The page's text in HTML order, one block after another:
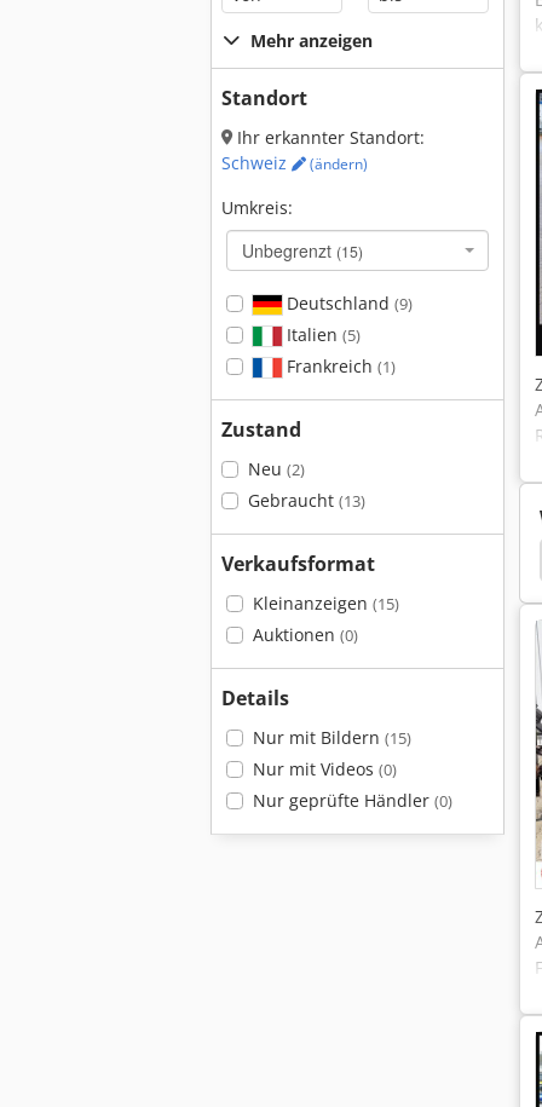
Mehr anzeigen
Standort
Ihr erkannter Standort:
Schweiz
(ändern)
Umkreis:
Unbegrenzt (15)
Deutschland (9)
Italien (5)
Frankreich (1)
Zustand
Neu (2)
Gebraucht (13)
Verkaufsformat
Kleinanzeigen (15)
Auktionen (0)
Details
Nur mit Bildern (15)
Nur mit Videos (0)
Nur geprüfte Händler (0)